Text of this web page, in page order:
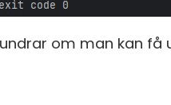
om man kan